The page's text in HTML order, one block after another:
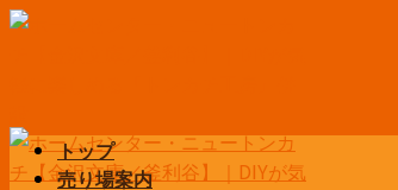
Skip
トップ
売り場案内